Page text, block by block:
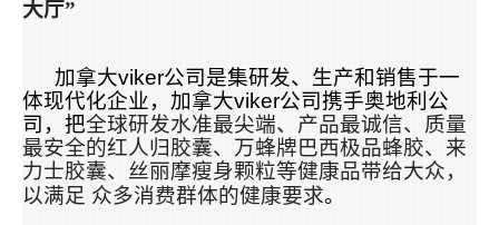
大厅”
加拿大viker公司是集研发、生产和销售于一
体现代化企业，加拿大viker公司携手奥地利公
司，把全球研发水准最尖端、产品最诚信、质量
最安全的红人归胶囊、万蜂牌巴西极品蜂胶、来
力士胶囊、丝丽摩瘦身颗粒等健康品带给大众，
以满足 众多消费群体的健康要求。